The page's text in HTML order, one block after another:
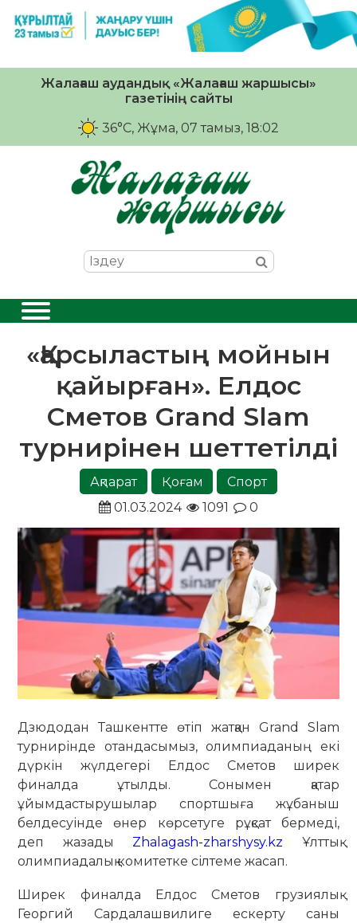
Жалағаш аудандық «Жалағаш жаршысы»
газетінің сайты
36°C, Жұма, 07 тамыз, 18:02
«Қарсыластың мойнын
қайырған». Елдос
Сметов Grand Slam
турнирінен шеттетілді
Ақпарат Қоғам
Спорт
01.03.2024
1091 0
Дзюдодан Ташкентте өтіп жатқан Grand Slam
турнирінде отандасымыз, олимпиаданың екі
дүркін жүлдегері Елдос Сметов ширек
финалда ұтылды. Сонымен қатар
ұйымдастырушылар спортшыға жұбаныш
белдесуінде өнер көрсетуге рұқсат бермеді,
деп жазады Zhalagash-zharshysy.kz Ұлттық
олимпиадалық комитетке сілтеме жасап.
Ширек финалда Елдос Сметов грузиялық
Георгий Сардалашвилиге ескерту саны